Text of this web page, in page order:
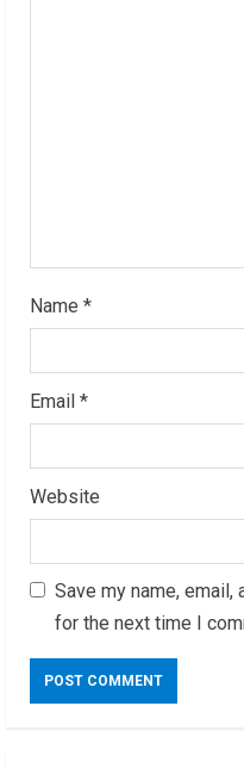
g
Name *
Email *
Website
Save my name,
for the next time I